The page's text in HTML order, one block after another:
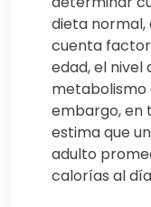
dieta normal,
cuenta
edad, el nivel
metabolismo
embargo, en
estima que
adulto
calorías al